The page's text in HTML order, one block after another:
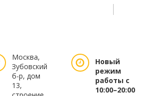
Москва,
Зубовский
б-р, дом
13,
Новый
режим
работы с
10:00–20:00